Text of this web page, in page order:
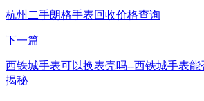
杭州二手朗格手表回收价格查询
下一篇
西铁城手表可以换表壳吗--西铁城手表
揭秘